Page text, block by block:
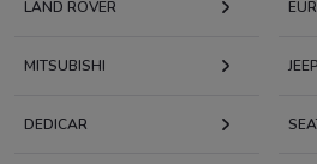
LAND ROVER
MITSUBISHI JEEP
DEDICAR